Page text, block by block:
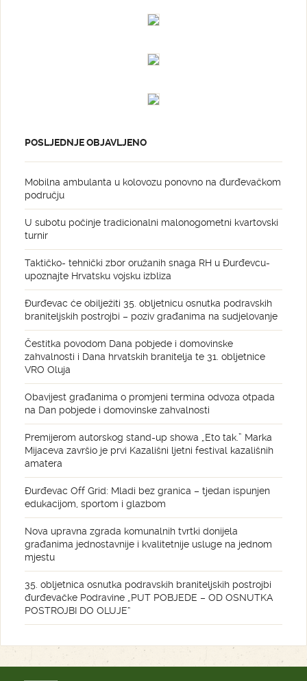
POSLJEDNJE OBJAVLJENO
Mobilna ambulanta u kolovozu ponovno na đurđevačkom
području
U subotu počinje tradicionalni malonogometni kvartovski
turnir
Taktičko- tehnički zbor oružanih snaga RH u Đurđevcu-
upoznajte Hrvatsku vojsku izbliza
Đurđevac će obilježiti 35. obljetnicu osnutka podravskih
braniteljskih postrojbi – poziv građanima na sudjelovanje
Čestitka povodom Dana pobjede i domovinske
zahvalnosti i Dana hrvatskih branitelja te 31. obljetnice
VRO Oluja
Obavijest građanima o promjeni termina odvoza otpada
na Dan pobjede i domovinske zahvalnosti
Premijerom autorskog stand-up showa „Eto tak.” Marka
Mijaceva završio je prvi Kazališni ljetni festival kazališnih
amatera
Đurđevac Off Grid: Mladi bez granica – tjedan ispunjen
edukacijom, sportom i glazbom
Nova upravna zgrada komunalnih tvrtki donijela
građanima jednostavnije i kvalitetnije usluge na jednom
mjestu
35. obljetnica osnutka podravskih braniteljskih postrojbi
đurđevačke Podravine „PUT POBJEDE – OD OSNUTKA
POSTROJBI DO OLUJE“